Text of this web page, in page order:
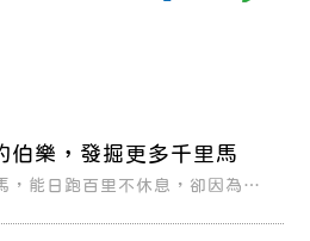
伯樂，發掘更多千里馬
，能日跑百里不休息，卻因為遷